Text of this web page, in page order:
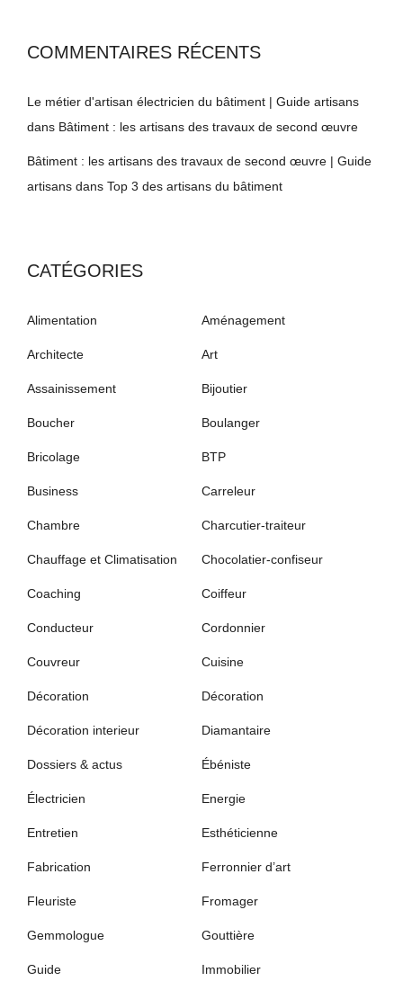
COMMENTAIRES RÉCENTS
Le métier d'artisan électricien du bâtiment | Guide artisans
dans Bâtiment : les artisans des travaux de second œuvre
Bâtiment : les artisans des travaux de second œuvre | Guide
artisans dans Top 3 des artisans du bâtiment
CATÉGORIES
Alimentation Aménagement
Architecte Art
Assainissement Bijoutier
Boucher Boulanger
Bricolage BTP
Business Carreleur
Chambre Charcutier-traiteur
Chauffage et Climatisation Chocolatier-confiseur
Coaching Coiffeur
Conducteur Cordonnier
Couvreur Cuisine
Décoration Décoration
Décoration interieur Diamantaire
Dossiers & actus Ébéniste
Électricien Energie
Entretien Esthéticienne
Fabrication Ferronnier d’art
Fleuriste Fromager
Gemmologue Gouttière
Guide Immobilier